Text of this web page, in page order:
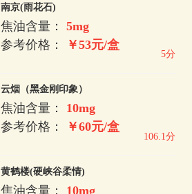
南京(雨花石)
焦油含量：5mg
参考价格：
￥53元/盒
5分
云烟（黑金刚印象）
焦油含量： 10mg
参考价格：
￥60元/盒
106.1分
黄鹤楼(硬峡谷柔情)
焦油含量： 10mg